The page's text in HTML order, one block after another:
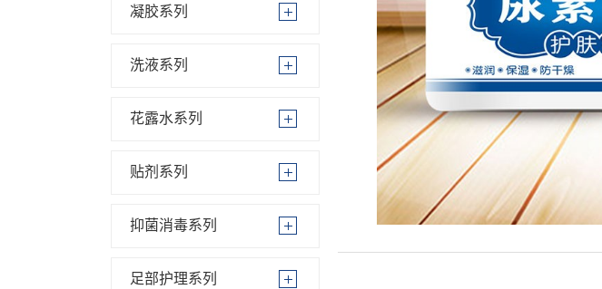
凝胶系列
洗液系列
花露水系列
贴剂系列
抑菌消毒系列
足部护理系列